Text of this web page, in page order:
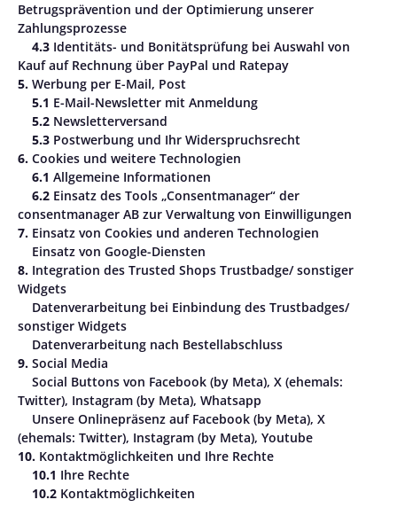
Betrugsprävention und der Optimierung unserer
Zahlungsprozesse
4.3 Identitäts- und Bonitätsprüfung bei Auswahl von
Kauf auf Rechnung über PayPal und Ratepay
5. Werbung per E-Mail, Post
5.1 E-Mail-Newsletter mit Anmeldung
5.2 Newsletterversand
5.3 Postwerbung und Ihr Widerspruchsrecht
6. Cookies und weitere Technologien
6.1 Allgemeine Informationen
6.2 Einsatz des Tools „Consentmanager“ der
consentmanager AB zur Verwaltung von Einwilligungen
7. Einsatz von Cookies und anderen Technologien
Einsatz von Google-Diensten
8. Integration des Trusted Shops Trustbadge/ sonstiger
Widgets
Datenverarbeitung bei Einbindung des Trustbadges/
sonstiger Widgets
Datenverarbeitung nach Bestellabschluss
9. Social Media
Social Buttons von Facebook (by Meta), X (ehemals:
Twitter), Instagram (by Meta), Whatsapp
Unsere Onlinepräsenz auf Facebook (by Meta), X
(ehemals: Twitter), Instagram (by Meta), Youtube
10. Kontaktmöglichkeiten und Ihre Rechte
10.1 Ihre Rechte
10.2 Kontaktmöglichkeiten